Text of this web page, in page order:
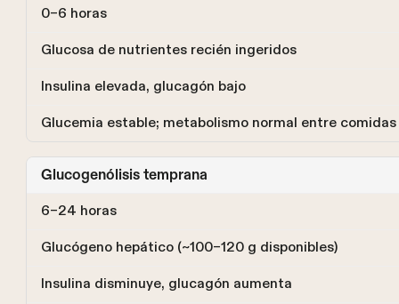
0–6 horas
Glucosa de nutrientes recién ingeridos
Insulina elevada, glucagón bajo
Glucemia estable; metabolismo normal entre comidas
Glucogenólisis temprana
6–24 horas
Glucógeno hepático (~100–120 g disponibles)
Insulina disminuye, glucagón aumenta